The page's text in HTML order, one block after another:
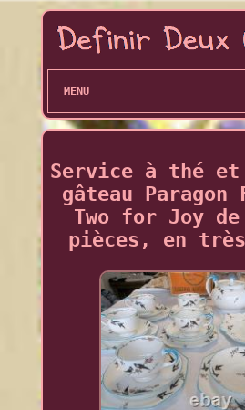
MENU
Service à thé
gâteau Paragon
Two for Joy
pièces, en